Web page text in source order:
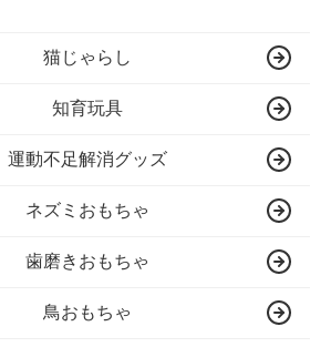
猫じゃらし
知育玩具
運動不足解消グッズ
ネズミおもちゃ
歯磨きおもちゃ
鳥おもちゃ